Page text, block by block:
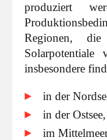
produziert
Regionen,
Solarpotentiale
insbesondere
in der
in der Ostsee,
im